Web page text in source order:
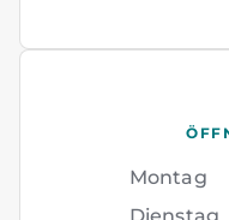
Montag